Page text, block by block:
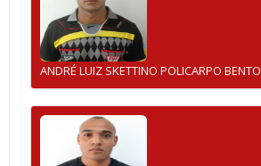
ANDRÉ LUIZ SKETTINO POLICARPO BENTO